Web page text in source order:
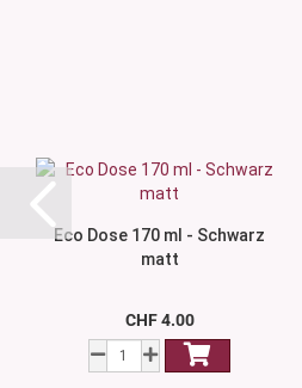
Eco Dose 170 ml - Schwarz
matt
CHF 4.00